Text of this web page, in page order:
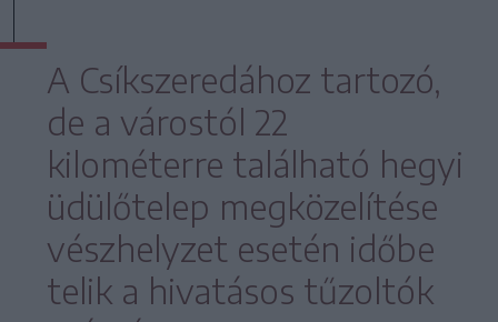
A Csíkszeredához tartozó,
de a várostól 22
kilométerre található hegyi
üdülőtelep megközelítése
vészhelyzet esetén időbe
telik a hivatásos tűzoltók